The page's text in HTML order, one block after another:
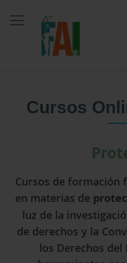
al
contenido
Cursos
Cursos de formación
en materias de
luz de la
de derechos y la
los Derechos